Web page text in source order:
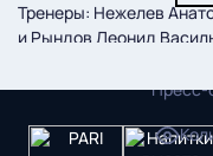
Тренеры: Нежелев
и Рындов Леонид